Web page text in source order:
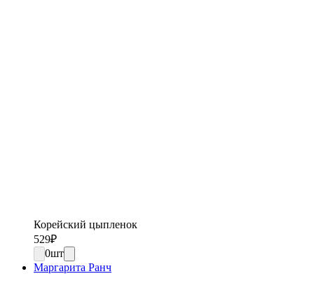
Корейский цыпленок
529₽
0шт
Маргарита Ранч